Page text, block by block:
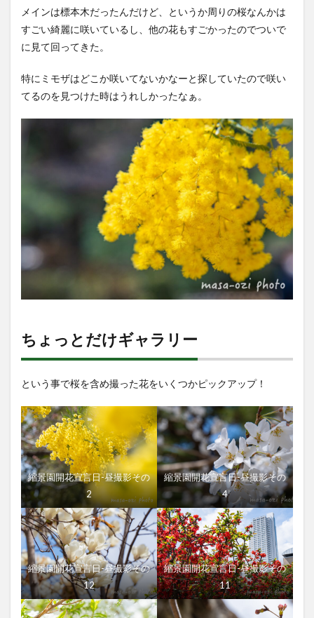
メインは標本木だったんだけど、というか周りの桜なんかは
すごい綺麗に咲いているし、他の花もすごかったのでついで
に見て回ってきた。
特にミモザはどこか咲いてないかなーと探していたので咲い
てるのを見つけた時はうれしかったなぁ。
ちょっとだけギャラリー
という事で桜を含め撮った花をいくつかピックアップ！
縮景園開花宣言日-昼撮影その
2
縮景園開花宣言日-昼撮影その
4
縮景園開花宣言日-昼撮影その
12
縮景園開花宣言日-昼撮影その
11